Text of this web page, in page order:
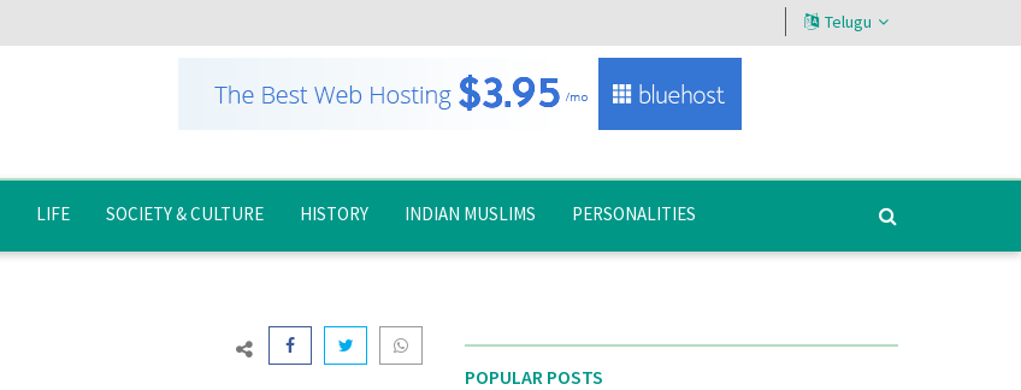
Telugu
LIFE SOCIETY & CULTURE HISTORY INDIAN MUSLIMS PERSONALITIES
POPULAR POSTS